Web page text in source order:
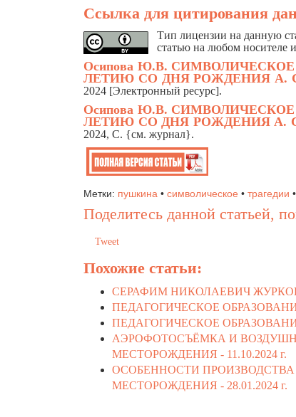
Ссылка для цитирования
Тип лицензии на данную
статью на любом носителе
Осипова Ю.В.
ЛЕТИЮ СО ДНЯ РОЖДЕНИЯ А.
2024 [Электронный ресурс].
Осипова Ю.В.
ЛЕТИЮ СО ДНЯ РОЖДЕНИЯ А.
2024, C. {см. журнал}.
Метки: пушкина • символическое • трагедии •
Поделитесь данной статьей,
Tweet
Похожие статьи:
СЕРАФИМ НИКОЛАЕВИЧ
ПЕДАГОГИЧЕСКОЕ
ПЕДАГОГИЧЕСКОЕ
АЭРОФОТОСЪЁМКА И
МЕСТОРОЖДЕНИЯ - 11.10.2024 г.
ОСОБЕННОСТИ
МЕСТОРОЖДЕНИЯ - 28.01.2024 г.